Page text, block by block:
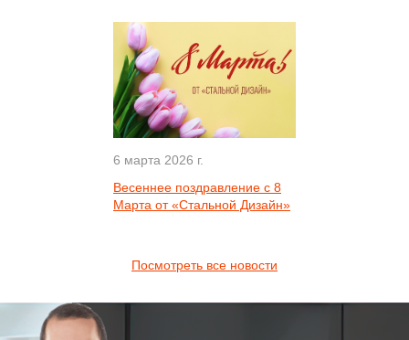
6 марта 2026 г.
Весеннее поздравление с 8
Марта от «Стальной Дизайн»
Посмотреть все новости